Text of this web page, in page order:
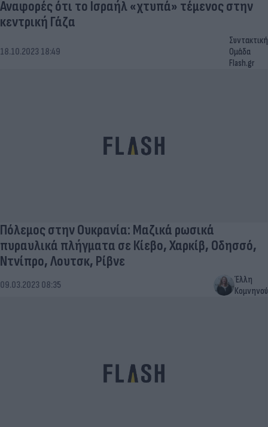
Αναφορές ότι το Ισραήλ «χτυπά» τέμενος στην
κεντρική Γάζα
18.10.2023 18:49
Συντακτική
Ομάδα
Flash.gr
Πόλεμος στην Ουκρανία: Μαζικά ρωσικά
πυραυλικά πλήγματα σε Κίεβο, Χαρκίβ, Οδησσό,
Ντνίπρο, Λουτσκ, Ρίβνε
09.03.2023 08:35
Έλλη
Κομνηνού